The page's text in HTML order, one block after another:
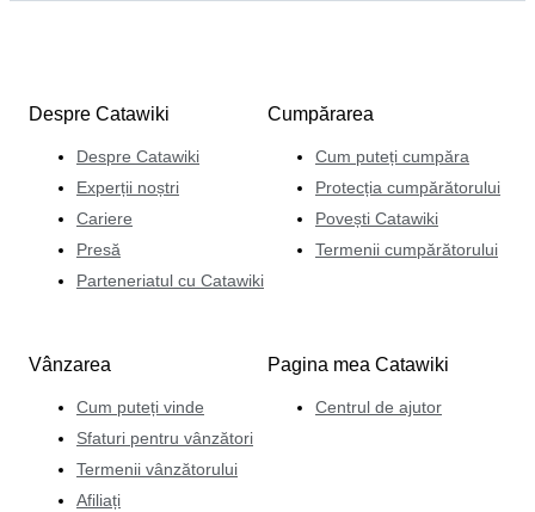
Despre Catawiki
Despre Catawiki
Experții noștri
Cariere
Presă
Parteneriatul cu Catawiki
Cumpărarea
Cum puteți cumpăra
Protecția cumpărătorului
Povești Catawiki
Termenii cumpărătorului
Vânzarea
Cum puteți vinde
Sfaturi pentru vânzători
Termenii vânzătorului
Afiliați
Pagina mea Catawiki
Centrul de ajutor